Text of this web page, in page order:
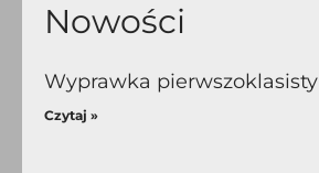
Nowości
Wyprawka pierwszoklasisty
Czytaj »